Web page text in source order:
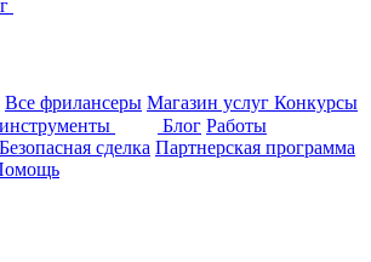
Все фрилансеры Магазин услуг Конкурсы
Блог Работы
Безопасная сделка Партнерская программа